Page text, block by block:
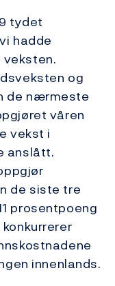
tydet
hadde
veksten.
og
de nærmeste
våren
vekst i
anslått.
de siste tre
prosentpoeng
innenlands.